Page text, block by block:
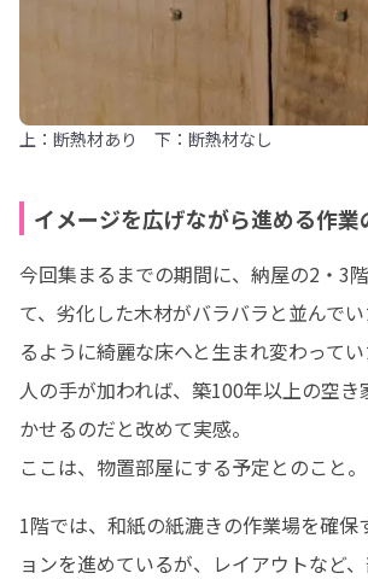
上：断熱材あり 下：断熱材なし
イメージを広げながら進める作業
今回集まるまでの期間に、納屋の2・3
て、劣化した木材がバラバラと並んで
るように綺麗な床へと生まれ変わってい
人の手が加われば、築100年以上の空
かせるのだと改めて実感。
ここは、物置部屋にする予定とのこと。
1階では、和紙の紙漉きの作業場を確保
ョンを進めているが、レイアウトなど